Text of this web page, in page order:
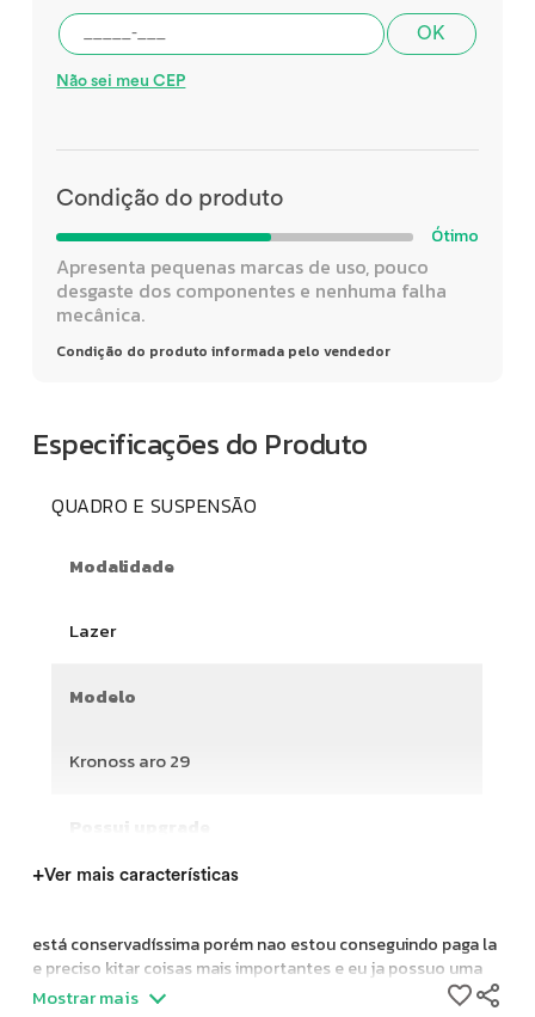
OK
Não sei meu CEP
Condição do produto
Ótimo
Apresenta pequenas marcas de uso, pouco
desgaste dos componentes e nenhuma falha
mecânica.
Condição do produto informada pelo vendedor
Especificações do Produto
QUADRO E SUSPENSÃO
Modalidade
Lazer
Modelo
Kronoss aro 29
+Ver mais características
está conservadíssima porém nao estou conseguindo paga la
e preciso kitar coisas mais importantes e eu ja possuo uma
bike mais simples nao é a mesma qualidade mas terei que
Mostrar mais